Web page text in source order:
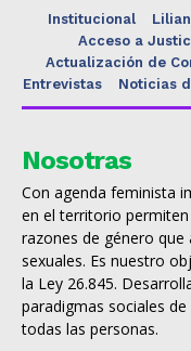
Institucional
Acceso a
Actualización de
Entrevistas
Noticias
Nosotras
Con agenda feminista
en el territorio
razones de género que
sexuales. Es nuestro
la Ley 26.845.
paradigmas sociales
todas las personas.